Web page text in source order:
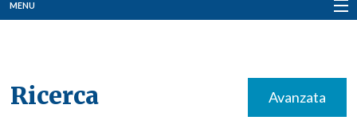
MENU
Ricerca Avanzata